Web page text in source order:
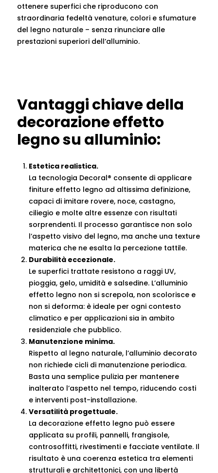
ottenere superfici che riproducono con
straordinaria fedeltà venature, colori e sfumature
del legno naturale – senza rinunciare alle
prestazioni superiori dell’alluminio.
Vantaggi chiave della
decorazione effetto
legno su alluminio:
Estetica realistica.
La tecnologia Decoral® consente di applicare
finiture effetto legno ad altissima definizione,
capaci di imitare rovere, noce, castagno,
ciliegio e molte altre essenze con risultati
sorprendenti. Il processo garantisce non solo
l’aspetto visivo del legno, ma anche una texture
materica che ne esalta la percezione tattile.
Durabilità eccezionale.
Le superfici trattate resistono a raggi UV,
pioggia, gelo, umidità e salsedine. L’alluminio
effetto legno non si screpola, non scolorisce e
non si deforma: è ideale per ogni contesto
climatico e per applicazioni sia in ambito
residenziale che pubblico.
Manutenzione minima.
Rispetto al legno naturale, l’alluminio decorato
non richiede cicli di manutenzione periodica.
Basta una semplice pulizia per mantenere
inalterato l’aspetto nel tempo, riducendo costi
e interventi post-installazione.
Versatilità progettuale.
La decorazione effetto legno può essere
applicata su profili, pannelli, frangisole,
controsoffitti, rivestimenti e facciate ventilate. Il
risultato è una coerenza estetica tra elementi
strutturali e architettonici, con una libertà